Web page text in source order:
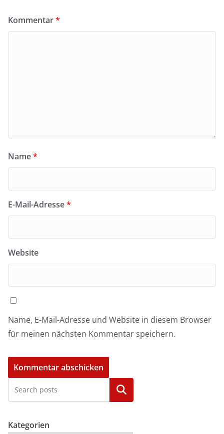
Kommentar*
Name*
E-Mail-Adresse*
Website
Name, E-Mail-Adresse und Website in diesem Browser
für meinen nächsten Kommentar speichern.
Kategorien
Kategorien